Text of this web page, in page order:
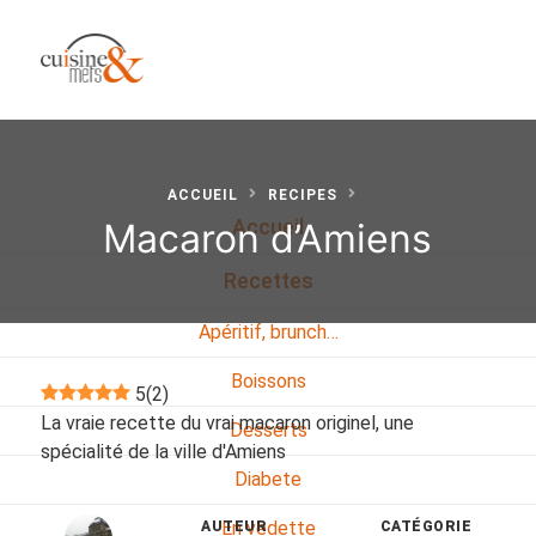
Accueil
Recettes
Apéritif, brunch…
Boissons
Desserts
Diabete
En vedette
ACCUEIL RECIPES
Macaron d’Amiens
5(2)
La vraie recette du vrai macaron originel, une
spécialité de la ville d'Amiens
AUTEUR CATÉGORIE